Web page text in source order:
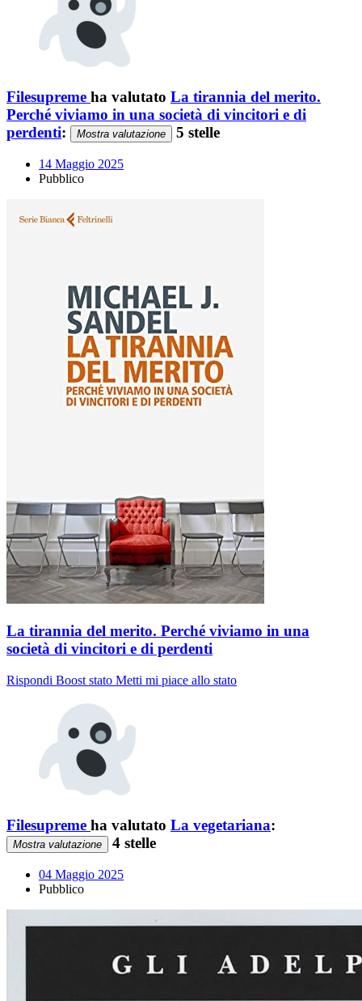
Filesupreme ha valutato La tirannia del merito.
Perché viviamo in una società di vincitori e di
perdenti: Mostra valutazione 5 stelle
14 Maggio 2025
Pubblico
La tirannia del merito. Perché viviamo in una
società di vincitori e di perdenti
Rispondi Boost stato Metti mi piace allo stato
Filesupreme ha valutato La vegetariana:
Mostra valutazione 4 stelle
04 Maggio 2025
Pubblico